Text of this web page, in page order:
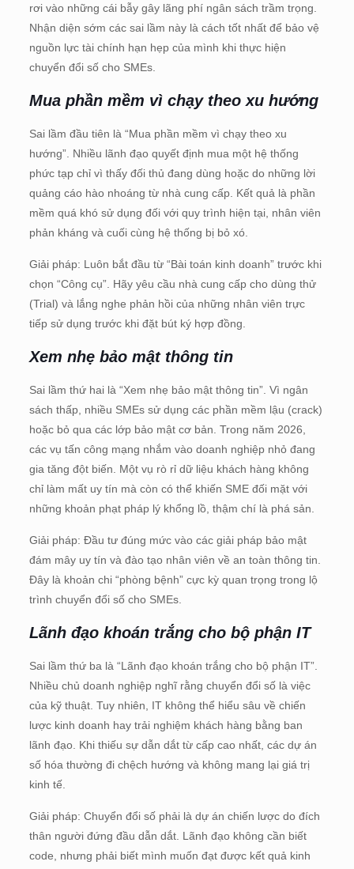
rơi vào những cái bẫy gây lãng phí ngân sách trầm trọng.
Nhận diện sớm các sai lầm này là cách tốt nhất để bảo vệ
nguồn lực tài chính hạn hẹp của mình khi thực hiện
chuyển đổi số cho SMEs.
Mua phần mềm vì chạy theo xu hướng
Sai lầm đầu tiên là “Mua phần mềm vì chạy theo xu
hướng”. Nhiều lãnh đạo quyết định mua một hệ thống
phức tạp chỉ vì thấy đối thủ đang dùng hoặc do những lời
quảng cáo hào nhoáng từ nhà cung cấp. Kết quả là phần
mềm quá khó sử dụng đối với quy trình hiện tại, nhân viên
phản kháng và cuối cùng hệ thống bị bỏ xó.
Giải pháp: Luôn bắt đầu từ “Bài toán kinh doanh” trước khi
chọn “Công cụ”. Hãy yêu cầu nhà cung cấp cho dùng thử
(Trial) và lắng nghe phản hồi của những nhân viên trực
tiếp sử dụng trước khi đặt bút ký hợp đồng.
Xem nhẹ bảo mật thông tin
Sai lầm thứ hai là “Xem nhẹ bảo mật thông tin”. Vì ngân
sách thấp, nhiều SMEs sử dụng các phần mềm lậu (crack)
hoặc bỏ qua các lớp bảo mật cơ bản. Trong năm 2026,
các vụ tấn công mạng nhắm vào doanh nghiệp nhỏ đang
gia tăng đột biến. Một vụ rò rỉ dữ liệu khách hàng không
chỉ làm mất uy tín mà còn có thể khiến SME đối mặt với
những khoản phạt pháp lý khổng lồ, thậm chí là phá sản.
Giải pháp: Đầu tư đúng mức vào các giải pháp bảo mật
đám mây uy tín và đào tạo nhân viên về an toàn thông tin.
Đây là khoản chi “phòng bệnh” cực kỳ quan trọng trong lộ
trình chuyển đổi số cho SMEs.
Lãnh đạo khoán trắng cho bộ phận IT
Sai lầm thứ ba là “Lãnh đạo khoán trắng cho bộ phận IT”.
Nhiều chủ doanh nghiệp nghĩ rằng chuyển đổi số là việc
của kỹ thuật. Tuy nhiên, IT không thể hiểu sâu về chiến
lược kinh doanh hay trải nghiệm khách hàng bằng ban
lãnh đạo. Khi thiếu sự dẫn dắt từ cấp cao nhất, các dự án
số hóa thường đi chệch hướng và không mang lại giá trị
kinh tế.
Giải pháp: Chuyển đổi số phải là dự án chiến lược do đích
thân người đứng đầu dẫn dắt. Lãnh đạo không cần biết
code, nhưng phải biết mình muốn đạt được kết quả kinh